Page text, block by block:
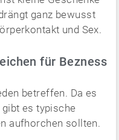
ganz bewusst
und Sex.
für Bezness
betreffen. Da es
es typische
aufhorchen sollten.